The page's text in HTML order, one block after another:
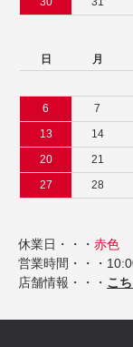
日
月
6
7
13
14
20
21
27
28
休業日・・・ 赤色
営業時間・・・
店舗情報・・・ こ